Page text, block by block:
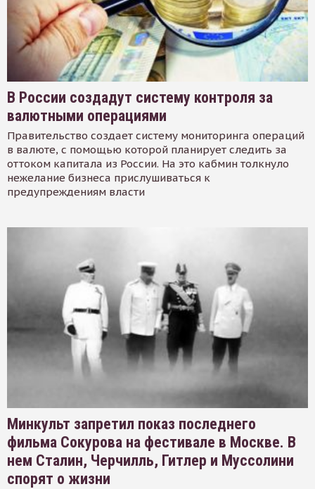
В России создадут систему контроля за
валютными операциями
Правительство создает систему мониторинга операций
в валюте, с помощью которой планирует следить за
оттоком капитала из России. На это кабмин толкнуло
нежелание бизнеса прислушиваться к
предупреждениям власти
Минкульт запретил показ последнего
фильма Сокурова на фестивале в Москве. В
нем Сталин, Черчилль, Гитлер и Муссолини
спорят о жизни